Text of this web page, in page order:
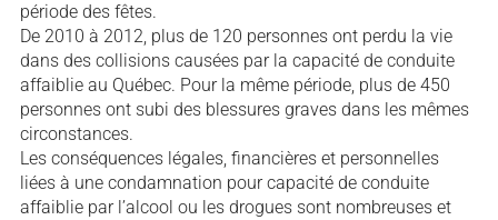
période des fêtes.
De 2010 à 2012, plus de 120 personnes ont perdu la vie
dans des collisions causées par la capacité de conduite
affaiblie au Québec. Pour la même période, plus de 450
personnes ont subi des blessures graves dans les mêmes
circonstances.
Les conséquences légales, financières et personnelles
liées à une condamnation pour capacité de conduite
affaiblie par l’alcool ou les drogues sont nombreuses et